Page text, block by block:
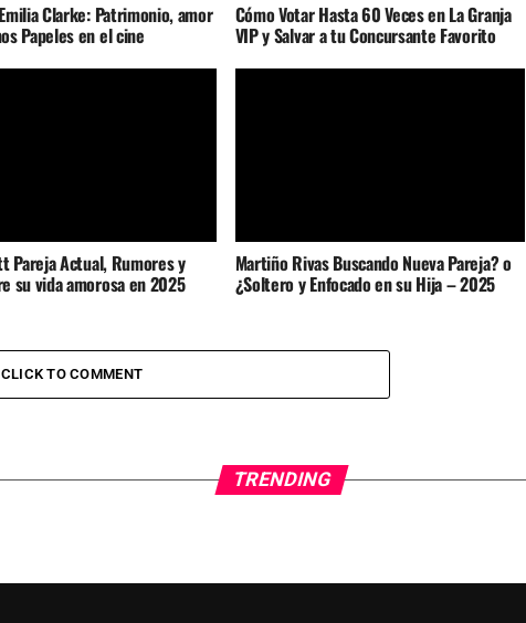
Clarke: Patrimonio, amor
Papeles en el cine
Cómo Votar Hasta 60 Veces en La Granja
VIP y Salvar a tu Concursante Favorito
Pareja Actual, Rumores y
su vida amorosa en 2025
Martiño Rivas Buscando Nueva Pareja? o
¿Soltero y Enfocado en su Hija – 2025
CLICK TO COMMENT
TRENDING